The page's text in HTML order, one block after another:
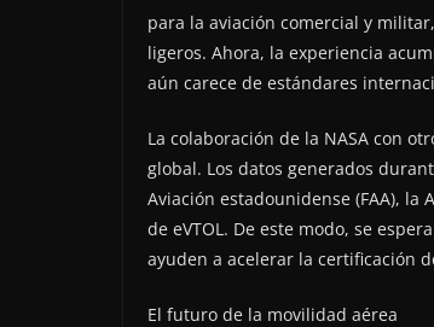
para la aviación comercial y
ligeros. Ahora, la experiencia
aún carece de estándares
La colaboración de la NASA con
global. Los datos generados
Aviación estadounidense (FAA), la
de eVTOL. De este modo, se
ayuden a acelerar la certificación
El futuro de la movilidad aérea